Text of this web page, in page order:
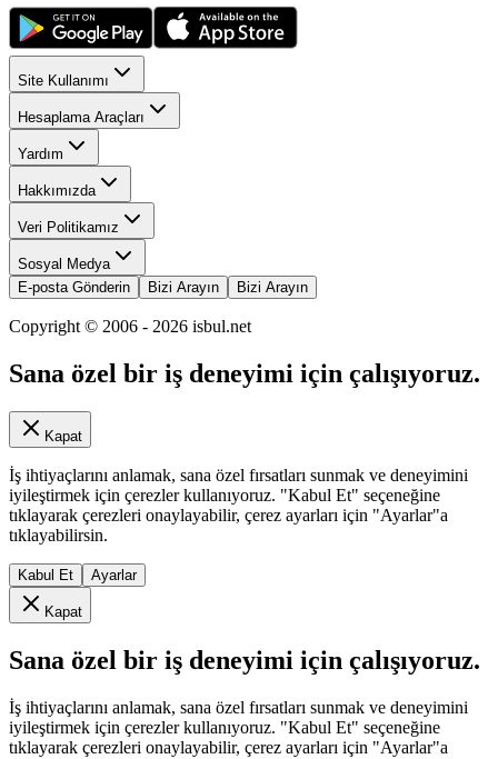
Site Kullanımı
Hesaplama Araçları
Yardım
Hakkımızda
Veri Politikamız
Sosyal Medya
E-posta Gönderin
Bizi Arayın Bizi Arayın
Copyright © 2006 - 2026 isbul.net
Sana özel bir iş deneyimi için çalışıyoruz.
Kapat
İş ihtiyaçlarını anlamak, sana özel fırsatları sunmak ve deneyimini
iyileştirmek için çerezler kullanıyoruz. "Kabul Et" seçeneğine
tıklayarak çerezleri onaylayabilir, çerez ayarları için "Ayarlar"a
tıklayabilirsin.
Kabul Et Ayarlar
Kapat
Sana özel bir iş deneyimi için çalışıyoruz.
İş ihtiyaçlarını anlamak, sana özel fırsatları sunmak ve deneyimini
iyileştirmek için çerezler kullanıyoruz. "Kabul Et" seçeneğine
tıklayarak çerezleri onaylayabilir, çerez ayarları için "Ayarlar"a